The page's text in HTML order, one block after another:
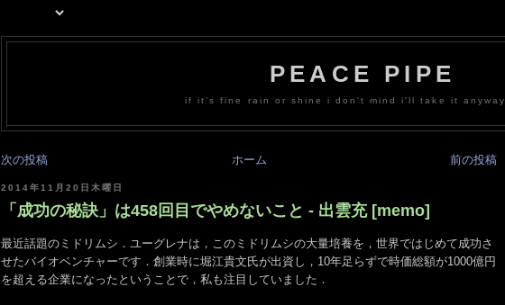
PEACE PIPE
if it's fine rain or shine i don't mind i'll take it anyway
次の投稿 前の投稿
ホーム
2014年11月20日木曜日
「成功の秘訣」は458回目でやめないこと - 出雲充 [memo]
最近話題のミドリムシ．ユーグレナは，このミドリムシの大量培養を，世界ではじめて成功さ
せたバイオベンチャーです．創業時に堀江貴文氏が出資し，10年足らずで時価総額が1000億円
を超える企業になったということで，私も注目していました．